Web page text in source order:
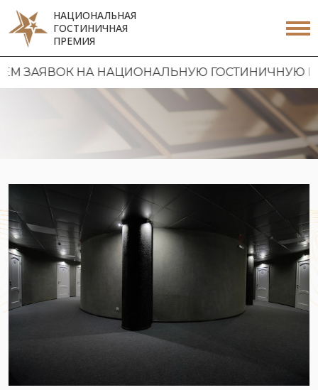
НАЦИОНАЛЬНАЯ
ГОСТИНИЧНАЯ
ПРЕМИЯ
ЗАЯВОК НА НАЦИОНАЛЬНУЮ ГОСТИНИЧНУЮ